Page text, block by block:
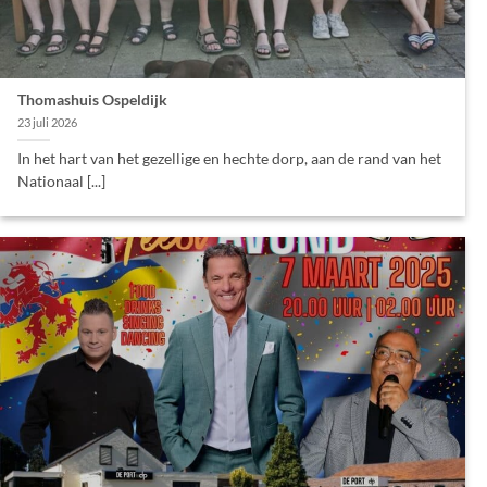
Thomashuis Ospeldijk
23 juli 2026
In het hart van het gezellige en hechte dorp, aan de rand van het
Nationaal [...]